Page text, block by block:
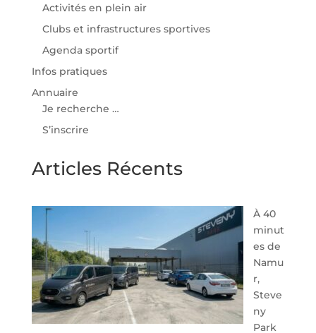
Activités en plein air
Clubs et infrastructures sportives
Agenda sportif
Infos pratiques
Annuaire
Je recherche …
S’inscrire
Articles Récents
À 40
minut
es de
Namu
r,
Steve
ny
Park